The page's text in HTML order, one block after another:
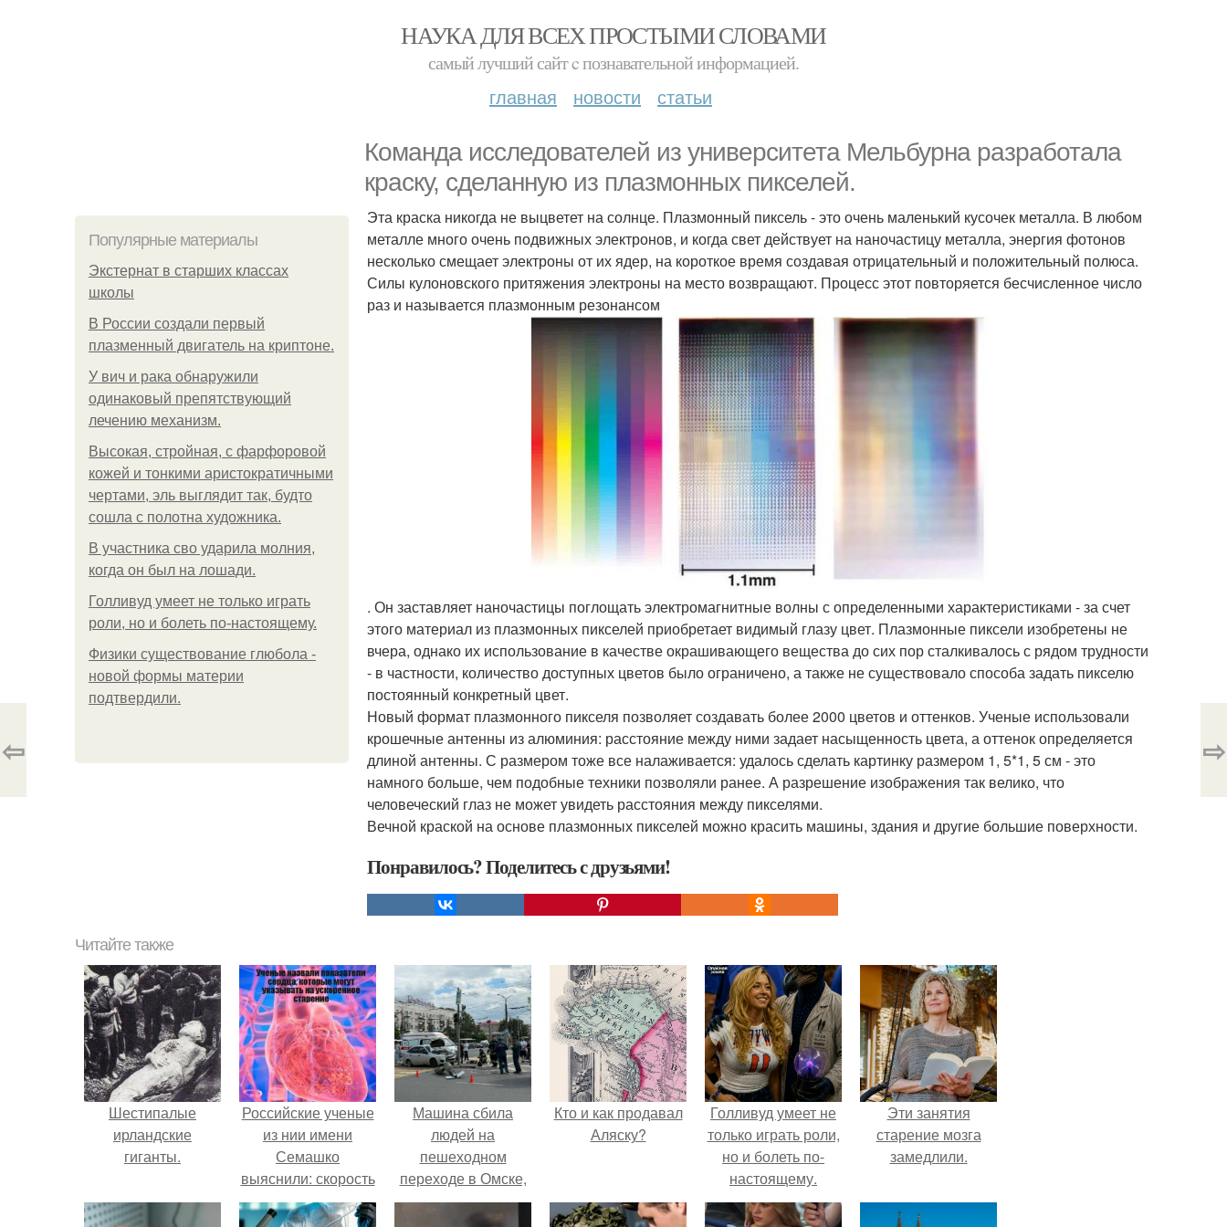
НАУКА ДЛЯ ВСЕХ ПРОСТЫМИ СЛОВАМИ
самый лучший сайт c познавательной информацией.
главная новости статьи
Команда исследователей из университета Мельбурна разработала
краску, сделанную из плазмонных пикселей.
Популярные материалы
Экстернат в старших классах
школы
В России создали первый
плазменный двигатель на криптоне.
У вич и рака обнаружили
одинаковый препятствующий
лечению механизм.
Высокая, стройная, с фарфоровой
кожей и тонкими аристократичными
чертами, эль выглядит так, будто
сошла с полотна художника.
В участника сво ударила молния,
когда он был на лошади.
Голливуд умеет не только играть
роли, но и болеть по-настоящему.
Физики существование глюбола -
новой формы материи
подтвердили.
Эта краска никогда не выцветет на солнце. Плазмонный пиксель - это очень маленький кусочек металла. В любом
металле много очень подвижных электронов, и когда свет действует на наночастицу металла, энергия фотонов
несколько смещает электроны от их ядер, на короткое время создавая отрицательный и положительный полюса.
Силы кулоновского притяжения электроны на место возвращают. Процесс этот повторяется бесчисленное число
раз и называется плазмонным резонансом
. Он заставляет наночастицы поглощать электромагнитные волны с определенными характеристиками - за счет
этого материал из плазмонных пикселей приобретает видимый глазу цвет. Плазмонные пиксели изобретены не
вчера, однако их использование в качестве окрашивающего вещества до сих пор сталкивалось с рядом трудности
- в частности, количество доступных цветов было ограничено, а также не существовало способа задать пикселю
постоянный конкретный цвет.
Новый формат плазмонного пикселя позволяет создавать более 2000 цветов и оттенков. Ученые использовали
крошечные антенны из алюминия: расстояние между ними задает насыщенность цвета, а оттенок определяется
длиной антенны. С размером тоже все налаживается: удалось сделать картинку размером 1, 5*1, 5 см - это
намного больше, чем подобные техники позволяли ранее. А разрешение изображения так велико, что
человеческий глаз не может увидеть расстояния между пикселями.
Вечной краской на основе плазмонных пикселей можно красить машины, здания и другие большие поверхности.
Понравилось? Поделитесь с друзьями!
⇦ ⇨
Читайте также
Шестипалые
ирландские
гиганты.
Российские ученые
из нии имени
Семашко
выяснили: скорость
старения напрямую
зависит от
Машина сбила
людей на
пешеходном
переходе в Омске,
пострадали 8
человек.
Кто и как продавал
Аляску?
Голливуд умеет не
только играть роли,
но и болеть по-
настоящему.
Эти занятия
старение мозга
замедлили.